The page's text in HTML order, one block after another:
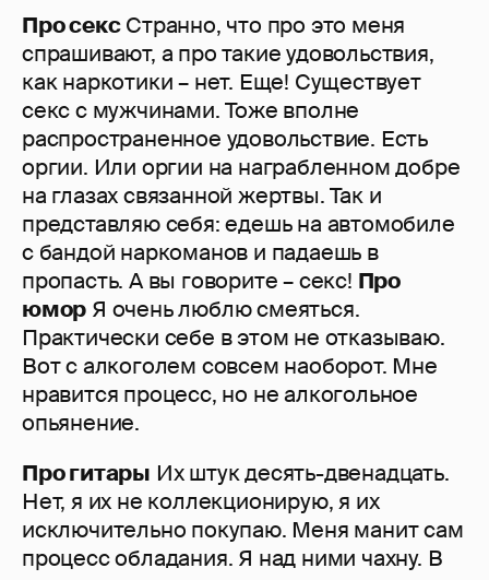
Про сексСтранно, что про это меня
спрашивают, а про такие удовольствия,
как наркотики – нет. Еще! Существует
секс с мужчинами. Тоже вполне
распространенное удовольствие. Есть
оргии. Или оргии на награбленном добре
на глазах связанной жертвы. Так и
представляю себя: едешь на автомобиле
с бандой наркоманов и падаешь в
пропасть. А вы говорите – секс! Про
юмор Я очень люблю смеяться.
Практически себе в этом не отказываю.
Вот с алкоголем совсем наоборот. Мне
нравится процесс, но не алкогольное
опьянение.
Про гитары Их штук десять-двенадцать.
Нет, я их не коллекционирую, я их
исключительно покупаю. Меня манит сам
процесс обладания. Я над ними чахну. В